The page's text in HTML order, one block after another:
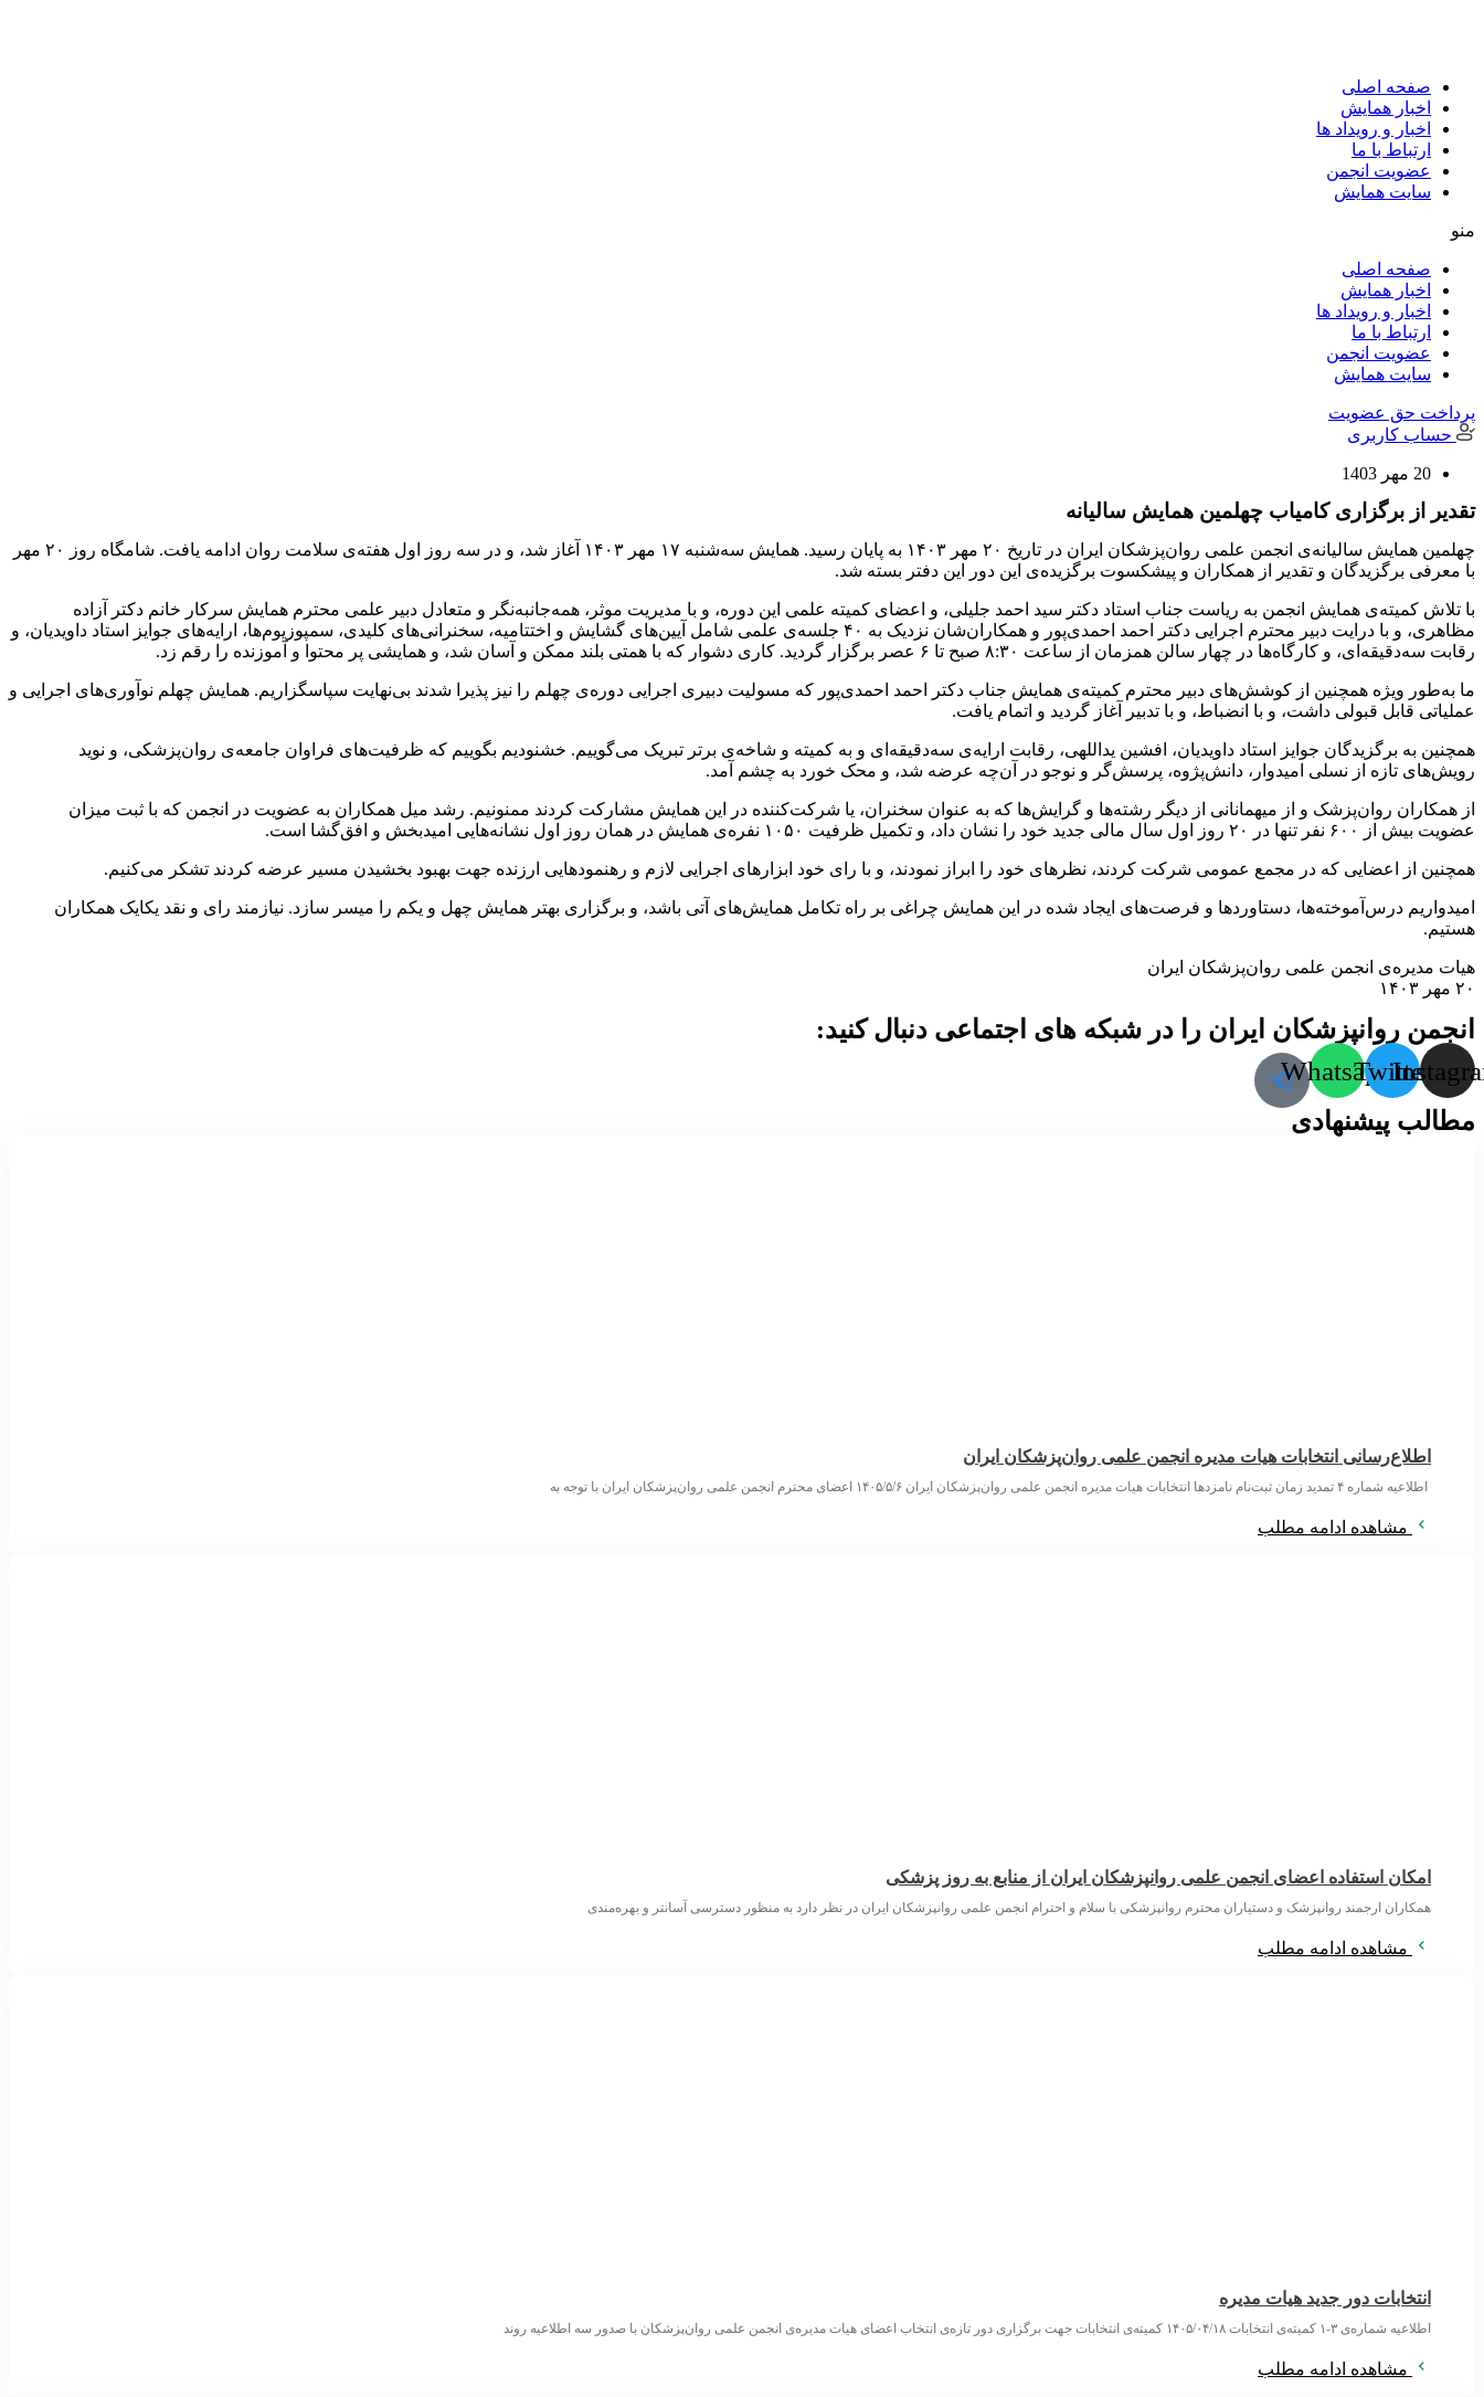
صفحه اصلی
اخبار همایش
اخبار و رویداد ها
ارتباط با ما
عضویت انجمن
سایت همایش
منو
صفحه اصلی
اخبار همایش
اخبار و رویداد ها
ارتباط با ما
عضویت انجمن
سایت همایش
پرداخت حق عضویت
حساب کاربری
20 مهر 1403
تقدیر از برگزاری کامیاب چهلمین همایش سالیانه
چهلمین همایش سالیانه‌ی انجمن علمی روان‌پزشکان ایران در تاریخ ۲۰ مهر ۱۴۰۳ به پایان رسید. همایش سه‌شنبه ۱۷ مهر ۱۴۰۳ آغاز شد، و در سه روز اول هفته‌ی سلامت روان ادامه یافت. شامگاه روز ۲۰ مهر
با معرفی‌ برگزیدگان و تقدیر از همکاران و پیشکسوت برگزیده‌ی این دور این دفتر بسته شد.
با تلاش کمیته‌ی همایش انجمن به ریاست جناب استاد دکتر سید احمد جلیلی، و اعضای کمیته علمی این دوره، و با مدیریت موثر، همه‌جانبه‌نگر و متعادل دبیر علمی محترم همایش سرکار خانم دکتر آزاده
مظاهری، و با درایت دبیر محترم اجرایی دکتر احمد احمدی‌‌پور و همکاران‌شان نزدیک به ۴۰ جلسه‌ی علمی شامل آیین‌های گشایش و اختتامیه، سخنرانی‌های کلیدی، سمپوزیوم‌ها، ارایه‌های جوایز استاد داویدیان، و
رقابت سه‌دقیقه‌ای، و کارگاه‌ها در چهار سالن همزمان از ساعت ۸:۳۰ صبح تا ۶ عصر برگزار گردید. کاری دشوار که با همتی بلند ممکن و آسان شد، و همایشی پر محتوا و آموزنده را رقم زد.
ما به‌طور ویژه همچنین از کوشش‌های دبیر محترم کمیته‌ی همایش جناب دکتر احمد احمدی‌‌پور که مسولیت دبیری اجرایی دوره‌ی چهلم را نیز پذیرا شدند بی‌نهایت سپاسگزاریم. همایش چهلم نوآوری‌های اجرایی و
عملیاتی قابل قبولی داشت، و با انضباط، و با تدبیر آغاز گردید و اتمام یافت.
همچنین به برگزیدگان جوایز استاد داویدیان، افشین یداللهی، رقابت ارایه‌ی سه‌دقیقه‌ای و به کمیته و شاخه‌ی برتر تبریک می‌گوییم. خشنودیم بگوییم که ظرفیت‌های فراوان جامعه‌ی روان‌‌پزشکی، و نوید
رویش‌های تازه از نسلی امیدوار، دانش‌پژوه، پرسش‌گر و نوجو در آن‌چه عرضه شد، و محک خورد به چشم آمد.
از همکاران روان‌‌پزشک و از میهمانانی از دیگر رشته‌ها و گرایش‌ها که به عنوان سخنران، یا شرکت‌کننده در این همایش مشارکت کردند ممنونیم. رشد میل همکاران به عضویت در انجمن که با ثبت میزان
عضویت بیش از ۶۰۰ نفر تنها در ۲۰ روز اول سال مالی جدید خود را نشان داد، و تکمیل ظرفیت ۱۰۵۰ نفره‌ی همایش در همان روز اول نشانه‌هایی امیدبخش و افق‌گشا است.
همچنین از اعضایی که در مجمع عمومی شرکت کردند، نظرهای خود را ابراز نمودند، و با رای خود ابزارهای اجرایی لازم و رهنمودهایی ارزنده جهت بهبود بخشیدن مسیر عرضه کردند تشکر می‌کنیم.
امیدواریم درس‌آموخته‌ها، دستاوردها و فرصت‌های ایجاد شده در این همایش چراغی بر راه تکامل همایش‌های آتی باشد، و برگزاری بهتر همایش چهل و یکم را میسر سازد. نیازمند رای و نقد یکایک همکاران
هستیم.
هیات مدیره‌ی انجمن علمی روان‌پزشکان ایران
۲۰ مهر ۱۴۰۳
انجمن روانپزشکان ایران را در شبکه های اجتماعی دنبال کنید:
Twitter
Whatsapp
مطالب پیشنهادی
اطلاع‌رسانی انتخابات هیات مدیره انجمن علمی روان‌پزشکان ایران
اطلاعیه شماره ۴ تمدید زمان ثبت‌نام نامزدها انتخابات هیات مدیره انجمن علمی روان‌پزشکان ایران ۱۴۰۵/۵/۶ اعضای محترم انجمن علمی روان‌پزشکان ایران با توجه به
مشاهده ادامه مطلب
امکان استفاده اعضای انجمن علمی روانپزشکان ایران از منابع به روز پزشکی
همکاران ارجمند روانپزشک و دستیاران محترم روانپزشکی با سلام و احترام انجمن علمی روانپزشکان ایران در نظر دارد به منظور دسترسی آسانتر و بهره‌مندی
مشاهده ادامه مطلب
انتخابات دور جدید هیات مدیره
اطلاعیه شماره‌ی ۳-۱ کمیته‌ی انتخابات ۱۴۰۵/۰۴/۱۸ کمیته‌ی انتخابات جهت برگزاری دور تازه‌ی انتخاب اعضای هیات مدیره‌ی انجمن علمی روان‌پزشکان با صدور سه اطلاعیه روند
مشاهده ادامه مطلب